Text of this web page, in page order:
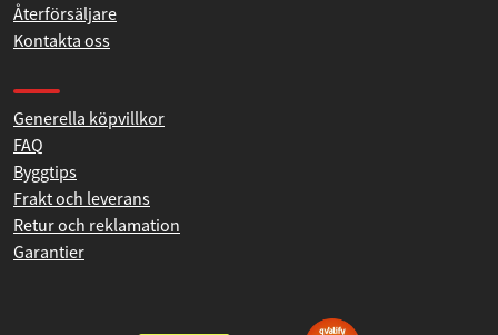
Återförsäljare
Kontakta oss
Generella köpvillkor
FAQ
Byggtips
Frakt och leverans
Retur och reklamation
Garantier